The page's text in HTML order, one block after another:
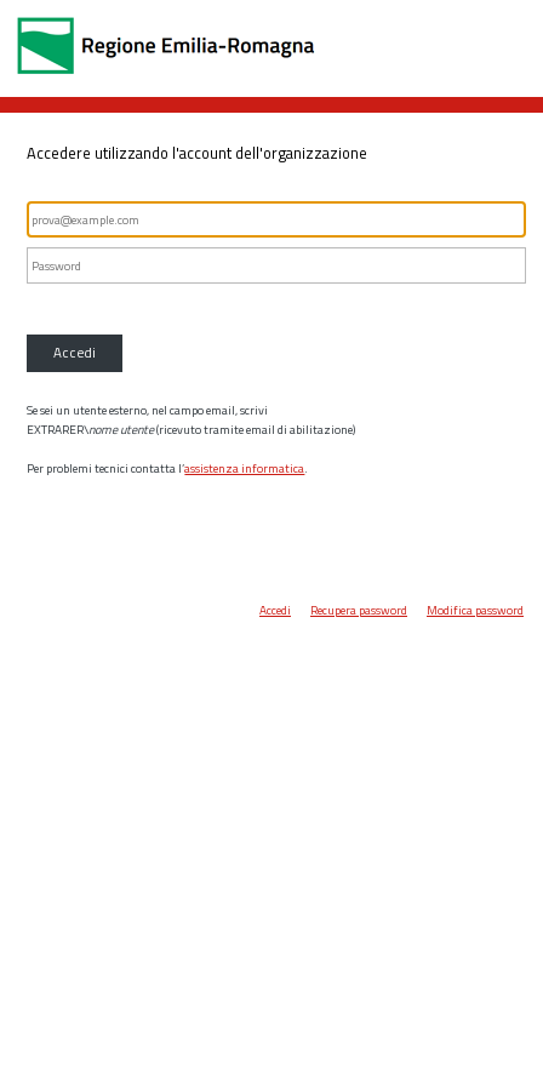
Accedere utilizzando l'account dell'organizzazione
Accedi
Se sei un utente esterno, nel campo email, scrivi
EXTRARER\nome utente(ricevuto tramite email di abilitazione)
Per problemi tecnici contatta l’assistenza informatica.
Accedi Recupera password Modifica password